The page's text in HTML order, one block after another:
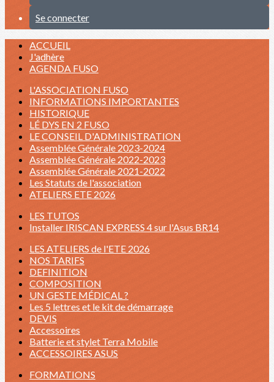
Se connecter
ACCUEIL
J'adhère
AGENDA FUSO
L'ASSOCIATION FUSO
INFORMATIONS IMPORTANTES
HISTORIQUE
LÉ DYS EN 2 FUSO
LE CONSEIL D'ADMINISTRATION
Assemblée Générale 2023-2024
Assemblée Générale 2022-2023
Assemblée Générale 2021-2022
Les Statuts de l'association
ATELIERS ETE 2026
LES TUTOS
Installer IRISCAN EXPRESS 4 sur l'Asus BR14
LES ATELIERS de l'ETE 2026
NOS TARIFS
DEFINITION
COMPOSITION
UN GESTE MÉDICAL ?
Les 5 lettres et le kit de démarrage
DEVIS
Accessoires
Batterie et stylet Terra Mobile
ACCESSOIRES ASUS
FORMATIONS